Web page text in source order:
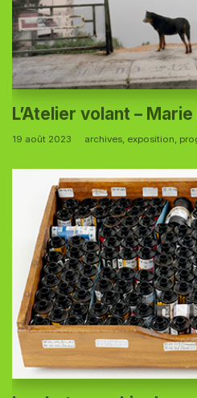
L’Atelier volant –
19 août 2023 archives, exposition,